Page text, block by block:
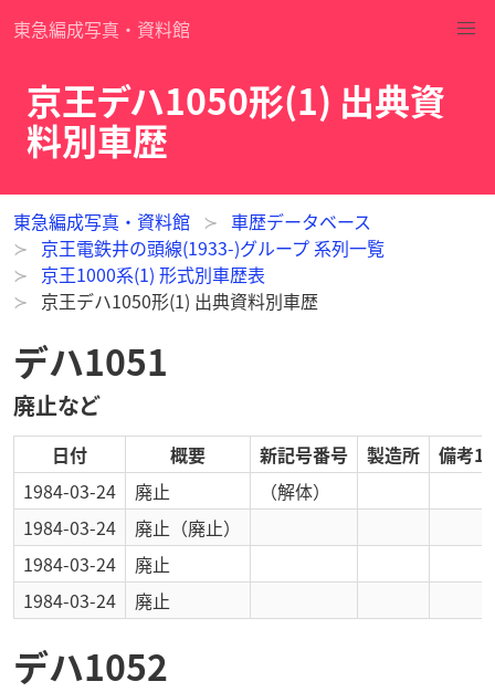
東急編成写真・資料館
京王デハ1050形(1) 出典資
料別車歴
東急編成写真・資料館
車歴データベース
京王電鉄井の頭線(1933-)グループ 系列一覧
京王1000系(1) 形式別車歴表
京王デハ1050形(1) 出典資料別車歴
デハ1051
廃止など
日付 概要 新記号番号 製造所
備考1
1984-03-24
廃止
（解体）
1984-03-24
廃止 （廃止）
1984-03-24
廃止
1984-03-24
廃止
デハ1052